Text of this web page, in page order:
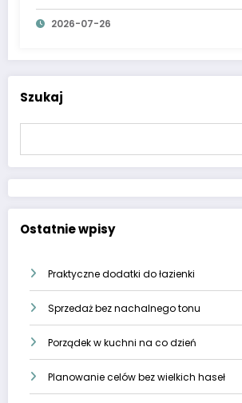
2026-07-26
Szukaj
Ostatnie wpisy
Praktyczne dodatki do łazienki
Sprzedaż bez nachalnego tonu
Porządek w kuchni na co dzień
Planowanie celów bez wielkich haseł